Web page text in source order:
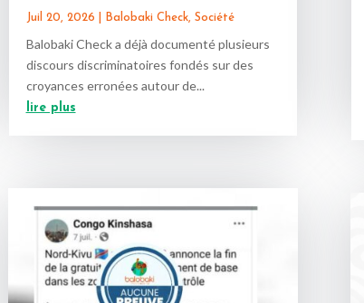
Juil 20, 2026 Balobaki Check, Société
Balobaki Check a déjà documenté plusieurs
discours discriminatoires fondés sur des
croyances erronées autour de...
lire plus